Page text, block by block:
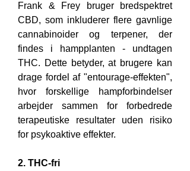
Frank & Frey bruger bredspektret
CBD, som inkluderer flere gavnlige
cannabinoider og terpener, der
findes i hampplanten - undtagen
THC. Dette betyder, at brugere kan
drage fordel af "entourage-effekten",
hvor forskellige hampforbindelser
arbejder sammen for forbedrede
terapeutiske resultater uden risiko
for psykoaktive effekter.
2. THC-fri